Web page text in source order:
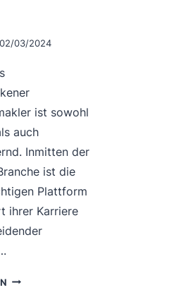
02/03/2024
ist sowohl
auch
Inmitten der
ist die
Plattform
ihrer Karriere
EIN